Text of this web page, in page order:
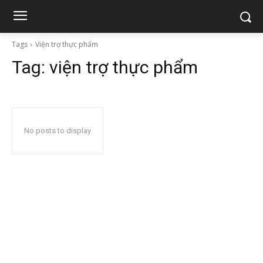
Tags Viện trợ thực phẩm
Tag: viện trợ thực phẩm
No posts to display